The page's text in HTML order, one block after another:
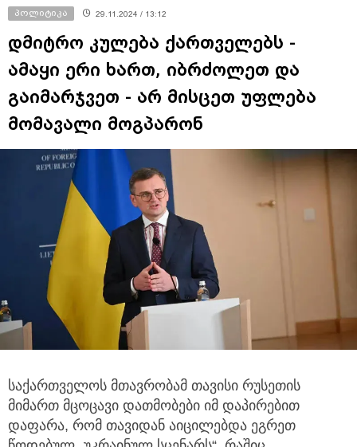
პოლიტიკა 29.11.2024 / 13:12
დმიტრო კულება ქართველებს -
ამაყი ერი ხართ, იბრძოლეთ და
გაიმარჯვეთ - არ მისცეთ უფლება
მომავალი მოგპარონ
საქართველოს მთავრობამ თავისი რუსეთის
მიმართ მცოცავი დათმობები იმ დაპირებით
დაფარა, რომ თავიდან აიცილებდა ეგრეთ